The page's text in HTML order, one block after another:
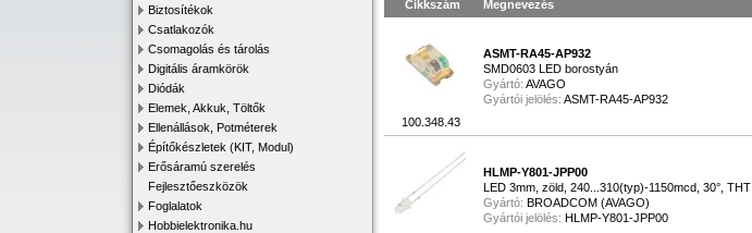
Biztosítékok
Csatlakozók
Csomagolás és tárolás
Digitális áramkörök
Diódák
Elemek, Akkuk, Töltők
Ellenállások, Potméterek
Építőkészletek (KIT, Modul)
Erősáramú szerelés
Fejlesztőeszközök
Foglalatok
Hobbielektronika.hu
Cikkszám Megnevezés
100.348.43
ASMT-RA45-AP932
SMD0603 LED borostyán
Gyártó: AVAGO
Gyártói jelölés: ASMT-RA45-AP932
HLMP-Y801-JPP00
LED 3mm, zöld, 240...310(typ)-1150mcd, 30°, THT
Gyártó: BROADCOM (AVAGO)
Gyártói jelölés: HLMP-Y801-JPP00